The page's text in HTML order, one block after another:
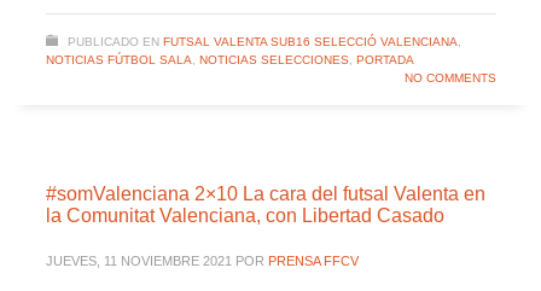
PUBLICADO EN FUTSAL VALENTA SUB16 SELECCIÓ VALENCIANA
NOTICIAS FÚTBOL SALA
NOTICIAS SELECCIONES, PORTADA
NO COMMENTS
#somValenciana 2×10 La cara del futsal Valenta en
la Comunitat Valenciana, con Libertad Casado
JUEVES, 11 NOVIEMBRE 2021 POR PRENSA FFCV